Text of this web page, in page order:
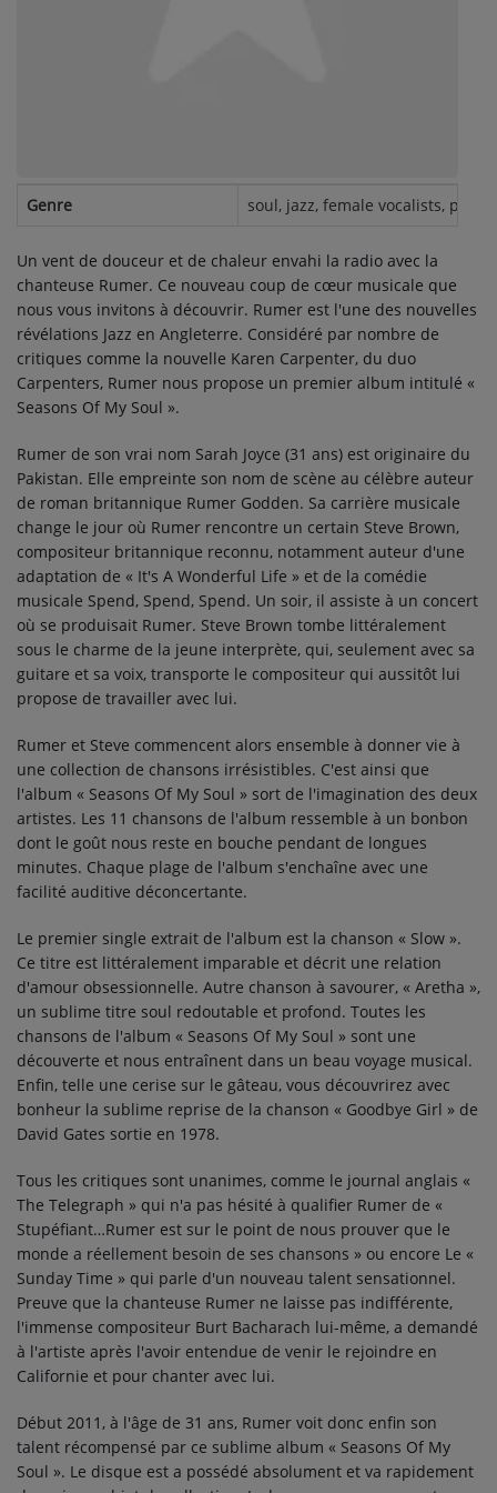
Genre soul, jazz, female vocalists, pop,
Un vent de douceur et de chaleur envahi la radio avec la
chanteuse Rumer. Ce nouveau coup de cœur musicale que
nous vous invitons à découvrir. Rumer est l'une des nouvelles
révélations Jazz en Angleterre. Considéré par nombre de
critiques comme la nouvelle Karen Carpenter, du duo
Carpenters, Rumer nous propose un premier album intitulé «
Seasons Of My Soul ».
Rumer de son vrai nom Sarah Joyce (31 ans) est originaire du
Pakistan. Elle empreinte son nom de scène au célèbre auteur
de roman britannique Rumer Godden. Sa carrière musicale
change le jour où Rumer rencontre un certain Steve Brown,
compositeur britannique reconnu, notamment auteur d'une
adaptation de « It's A Wonderful Life » et de la comédie
musicale Spend, Spend, Spend. Un soir, il assiste à un concert
où se produisait Rumer. Steve Brown tombe littéralement
sous le charme de la jeune interprète, qui, seulement avec sa
guitare et sa voix, transporte le compositeur qui aussitôt lui
propose de travailler avec lui.
Rumer et Steve commencent alors ensemble à donner vie à
une collection de chansons irrésistibles. C'est ainsi que
l'album « Seasons Of My Soul » sort de l'imagination des deux
artistes. Les 11 chansons de l'album ressemble à un bonbon
dont le goût nous reste en bouche pendant de longues
minutes. Chaque plage de l'album s'enchaîne avec une
facilité auditive déconcertante.
Le premier single extrait de l'album est la chanson « Slow ».
Ce titre est littéralement imparable et décrit une relation
d'amour obsessionnelle. Autre chanson à savourer, « Aretha »,
un sublime titre soul redoutable et profond. Toutes les
chansons de l'album « Seasons Of My Soul » sont une
découverte et nous entraînent dans un beau voyage musical.
Enfin, telle une cerise sur le gâteau, vous découvrirez avec
bonheur la sublime reprise de la chanson « Goodbye Girl » de
David Gates sortie en 1978.
Tous les critiques sont unanimes, comme le journal anglais «
The Telegraph » qui n'a pas hésité à qualifier Rumer de «
Stupéfiant…Rumer est sur le point de nous prouver que le
monde a réellement besoin de ses chansons » ou encore Le «
Sunday Time » qui parle d'un nouveau talent sensationnel.
Preuve que la chanteuse Rumer ne laisse pas indifférente,
l'immense compositeur Burt Bacharach lui-même, a demandé
à l'artiste après l'avoir entendue de venir le rejoindre en
Californie et pour chanter avec lui.
Début 2011, à l'âge de 31 ans, Rumer voit donc enfin son
talent récompensé par ce sublime album « Seasons Of My
Soul ». Le disque est a possédé absolument et va rapidement